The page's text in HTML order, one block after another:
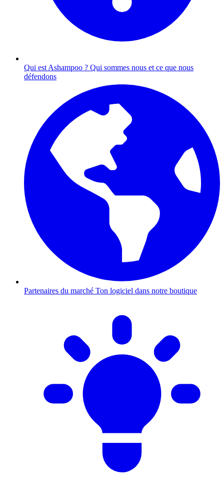
Qui est Ashampoo ? Qui sommes nous et ce que nous
défendons
Partenaires du marché Ton logiciel dans notre boutique